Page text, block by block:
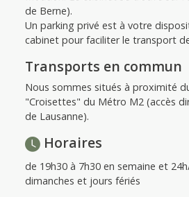
de Berne).
Un parking privé est à votre
cabinet pour faciliter le transport
Transports en commun
Nous sommes situés à proximité
"Croisettes" du Métro M2 (accès
de Lausanne).
Horaires
de 19h30 à 7h30 en semaine et
dimanches et jours fériés